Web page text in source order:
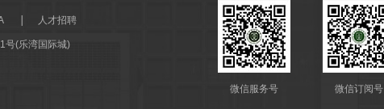
人才招聘
号(乐湾国际城)
微信服务号
微信订阅号